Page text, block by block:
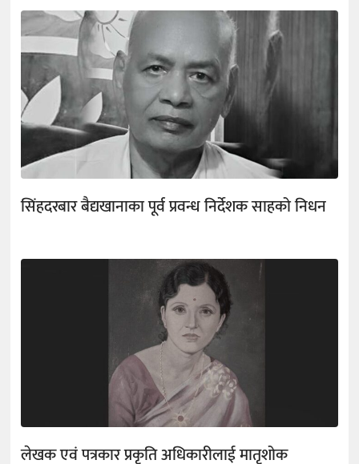
सिंहदरबार बैद्यखानाका पूर्व प्रवन्ध निर्देशक साहको निधन
लेखक एवं पत्रकार प्रकृति अधिकारीलाई मातृशोक